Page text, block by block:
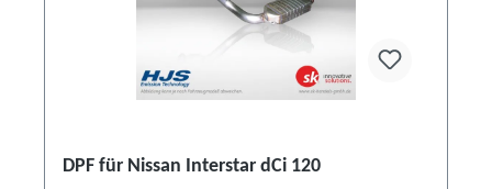
DPF für Nissan Interstar dCi 120